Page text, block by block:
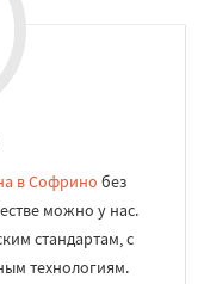
в Софрино без
можно у нас.
стандартам, с
технологиям.